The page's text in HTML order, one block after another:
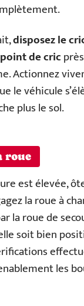
disposez le
de cric
Actionnez
le véhicule
plus le sol.
roue
est élevée,
la roue à
la roue de
soit bien
les